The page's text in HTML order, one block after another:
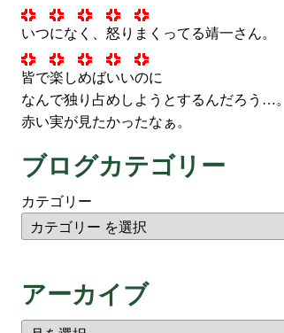
いつになく、怒りまくってる靖一さん。
皆で楽しめばいいのに
なんで独り占めしようとするんだろう…。
赤い実が見たかったなぁ。
ブログカテゴリー
カテゴリー
アーカイブ